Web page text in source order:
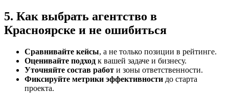
5. Как выбрать агентство в
Красноярске и не ошибиться
Сравнивайте кейсы, а не только позиции в рейтинге.
Оценивайте подход к вашей задаче и бизнесу.
Уточняйте состав работ и зоны ответственности.
Фиксируйте метрики эффективности до старта
проекта.